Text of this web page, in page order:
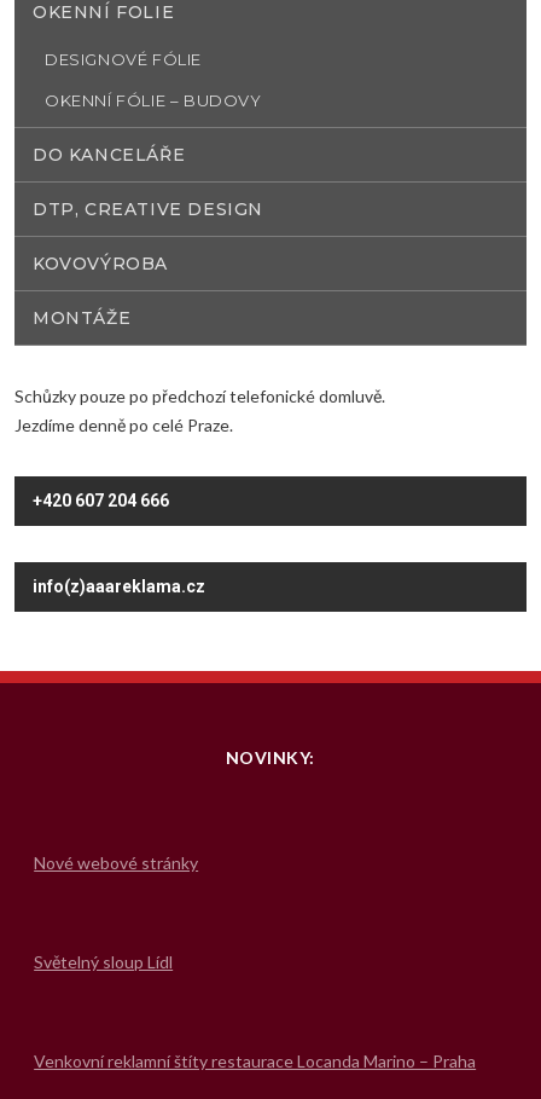
OKENNÍ FOLIE
DESIGNOVÉ FÓLIE
OKENNÍ FÓLIE – BUDOVY
DO KANCELÁŘE
DTP, CREATIVE DESIGN
KOVOVÝROBA
MONTÁŽE
Schůzky pouze po předchozí telefonické domluvě.
Jezdíme denně po celé Praze.
+420 607 204 666
info(z)aaareklama.cz
NOVINKY:
Nové webové stránky
Světelný sloup Lídl
Venkovní reklamní štíty restaurace Locanda Marino – Praha